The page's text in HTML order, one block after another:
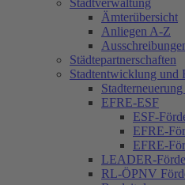
Stadtverwaltung
Ämterübersicht
Anliegen A-Z
Städtepartnerschaften
Stadtentwicklung und
EFRE-ESF
ESF-
EFRE-
EFRE-
LEADER-
RL-ÖPNV